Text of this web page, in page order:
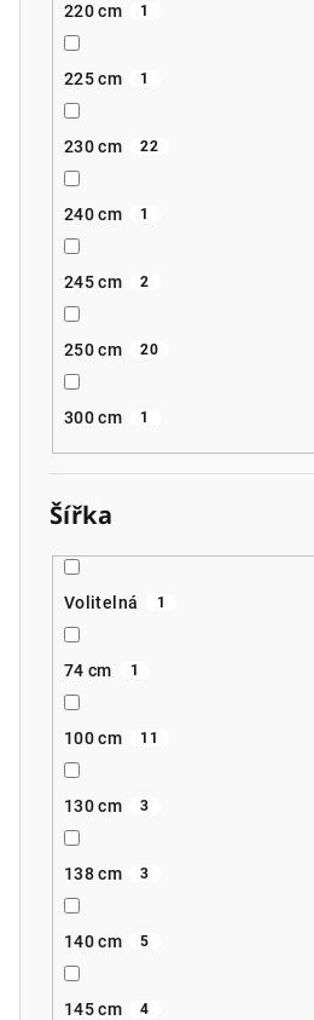
220 cm 1
225 cm 1
230 cm 22
240 cm 1
245 cm 2
250 cm 20
300 cm 1
Šířka
Volitelná 1
74 cm 1
100 cm 11
130 cm 3
138 cm 3
140 cm 5
145 cm 4